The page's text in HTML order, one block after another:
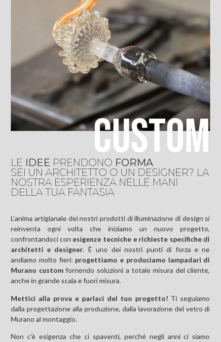
CUSTOM
LE IDEE PRENDONO FORMA
SEI UN ARCHITETTO O UN DESIGNER? LA
NOSTRA ESPERIENZA NELLE MANI
DELLA TUA FANTASIA
L’anima artigianale dei nostri prodotti di illuminazione di design si
reinventa ogni volta che iniziamo un nuovo progetto,
confrontandoci con esigenze tecniche e richieste specifiche di
architetti e designer. È uno dei nostri punti di forza e ne
andiamo molto fieri: progettiamo e produciamo lampadari di
Murano customfornendo soluzioni a totale misura del cliente,
anche in grande scala e fuori misura.
Mettici alla prova e parlaci del tuo progetto! Ti seguiamo
dalla progettazione alla produzione, dalla lavorazione del vetro di
Murano al montaggio.
Non c’è esigenza che ci spaventi, perché negli anni ci siamo